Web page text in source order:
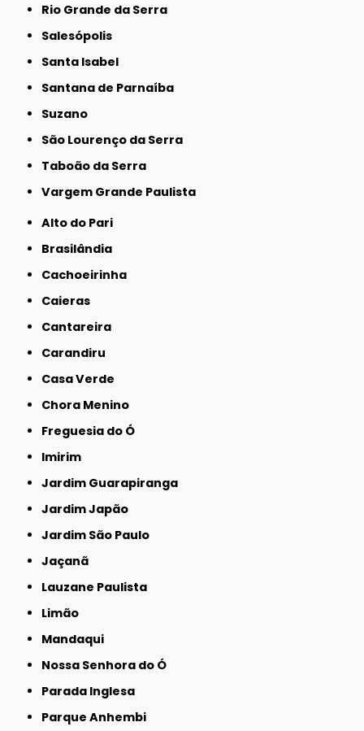
Rio Grande da Serra
Salesópolis
Santa Isabel
Santana de Parnaíba
Suzano
São Lourenço da Serra
Taboão da Serra
Vargem Grande Paulista
Alto do Pari
Brasilândia
Cachoeirinha
Caieras
Cantareira
Carandiru
Casa Verde
Chora Menino
Freguesia do Ó
Imirim
Jardim Guarapiranga
Jardim Japão
Jardim São Paulo
Jaçanã
Lauzane Paulista
Limão
Mandaqui
Nossa Senhora do Ó
Parada Inglesa
Parque Anhembi